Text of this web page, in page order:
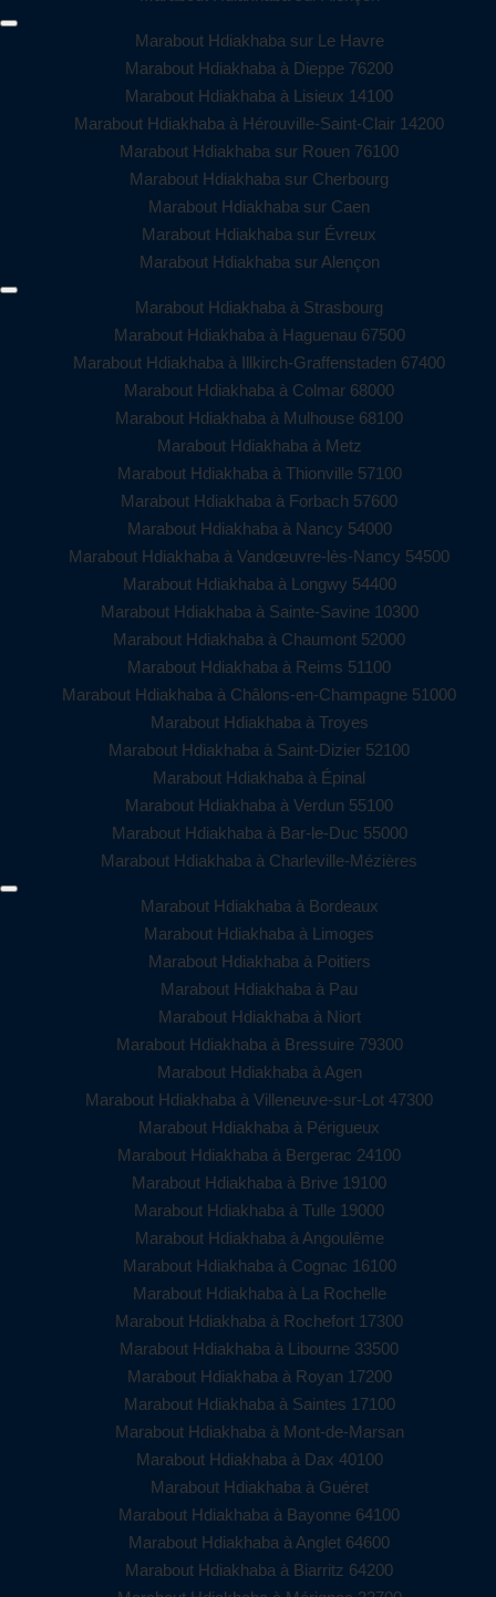
Marabout Hdiakhaba sur Le Havre
Marabout Hdiakhaba à Dieppe 76200
Marabout Hdiakhaba à Lisieux 14100
Marabout Hdiakhaba à Hérouville-Saint-Clair 14200
Marabout Hdiakhaba sur Rouen 76100
Marabout Hdiakhaba sur Cherbourg
Marabout Hdiakhaba sur Caen
Marabout Hdiakhaba sur Évreux
Marabout Hdiakhaba sur Alençon
Marabout Hdiakhaba à Strasbourg
Marabout Hdiakhaba à Haguenau 67500
Marabout Hdiakhaba à Illkirch-Graffenstaden 67400
Marabout Hdiakhaba à Colmar 68000
Marabout Hdiakhaba à Mulhouse 68100
Marabout Hdiakhaba à Metz
Marabout Hdiakhaba à Thionville 57100
Marabout Hdiakhaba à Forbach 57600
Marabout Hdiakhaba à Nancy 54000
Marabout Hdiakhaba à Vandœuvre-lès-Nancy 54500
Marabout Hdiakhaba à Longwy 54400
Marabout Hdiakhaba à Sainte-Savine 10300
Marabout Hdiakhaba à Chaumont 52000
Marabout Hdiakhaba à Reims 51100
Marabout Hdiakhaba à Châlons-en-Champagne 51000
Marabout Hdiakhaba à Troyes
Marabout Hdiakhaba à Saint-Dizier 52100
Marabout Hdiakhaba à Épinal
Marabout Hdiakhaba à Verdun 55100
Marabout Hdiakhaba à Bar-le-Duc 55000
Marabout Hdiakhaba à Charleville-Mézières
Marabout Hdiakhaba à Bordeaux
Marabout Hdiakhaba à Limoges
Marabout Hdiakhaba à Poitiers
Marabout Hdiakhaba à Pau
Marabout Hdiakhaba à Niort
Marabout Hdiakhaba à Bressuire 79300
Marabout Hdiakhaba à Agen
Marabout Hdiakhaba à Villeneuve-sur-Lot 47300
Marabout Hdiakhaba à Périgueux
Marabout Hdiakhaba à Bergerac 24100
Marabout Hdiakhaba à Brive 19100
Marabout Hdiakhaba à Tulle 19000
Marabout Hdiakhaba à Angoulême
Marabout Hdiakhaba à Cognac 16100
Marabout Hdiakhaba à La Rochelle
Marabout Hdiakhaba à Rochefort 17300
Marabout Hdiakhaba à Libourne 33500
Marabout Hdiakhaba à Royan 17200
Marabout Hdiakhaba à Saintes 17100
Marabout Hdiakhaba à Mont-de-Marsan
Marabout Hdiakhaba à Dax 40100
Marabout Hdiakhaba à Guéret
Marabout Hdiakhaba à Bayonne 64100
Marabout Hdiakhaba à Anglet 64600
Marabout Hdiakhaba à Biarritz 64200